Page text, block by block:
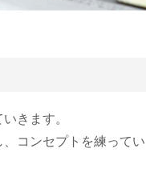
きます。
コンセプトを練ってい